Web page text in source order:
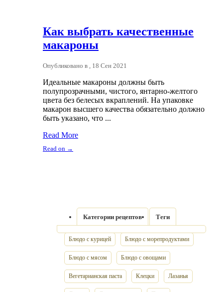
Как выбрать качественные
макароны
Опубликовано в , 18 Сен 2021
Идеальные макароны должны быть
полупрозрачными, чистого, янтарно-желтого
цвета без белесых вкраплений. На упаковке
макарон высшего качества обязательно должно
быть указано, что ...
Read More
Read on →
Категории рецептов Теги
Блюдо с курицей Блюдо с морепродуктами
Блюдо с мясом Блюдо с овощами
Вегетарианская паста Клецки Лазанья